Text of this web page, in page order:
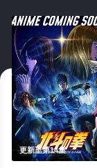
更新至第14集